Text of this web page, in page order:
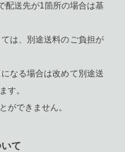
配送先が1箇所の場合は基
は、別途送料のご負担が
なる場合は改めて別途送
す。
ができません。
て